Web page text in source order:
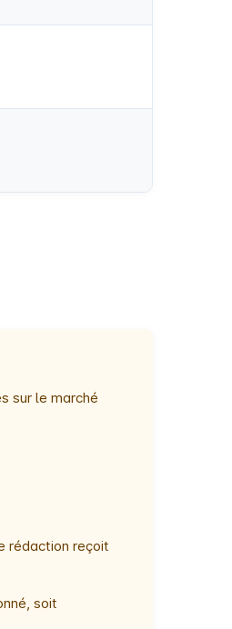
sur le marché
rédaction reçoit
soit